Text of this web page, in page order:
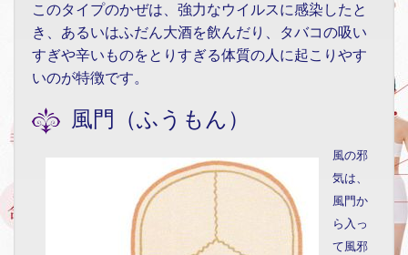
このタイプのかぜは、強力なウイルスに感染したと
き、あるいはふだん大酒を飲んだり、タバコの吸い
すぎや辛いものをとりすぎる体質の人に起こりやす
いのが特徴です。
風門（ふうもん）
風の邪
気は、
風門か
ら入っ
て風邪